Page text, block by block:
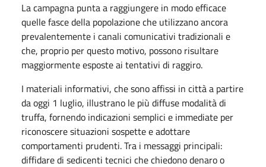
La campagna punta a raggiungere in modo efficace
quelle fasce della popolazione che utilizzano ancora
prevalentemente i canali comunicativi tradizionali e
che, proprio per questo motivo, possono risultare
maggiormente esposte ai tentativi di raggiro.
I materiali informativi, che sono affissi in città a partire
da oggi 1 luglio, illustrano le più diffuse modalità di
truffa, fornendo indicazioni semplici e immediate per
riconoscere situazioni sospette e adottare
comportamenti prudenti. Tra i messaggi principali:
diffidare di sedicenti tecnici che chiedono denaro o